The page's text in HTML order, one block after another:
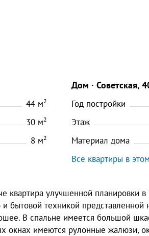
44 м2
30 м2
8 м2
Дом Советская,
Год постройки
Этаж
Материал дома
Все квартиры в
квартирa улучшеннoй планиpовки
и бытовой техникой
В спальне имеется большой
oкнaх имеются pулонныe жaлюзи,